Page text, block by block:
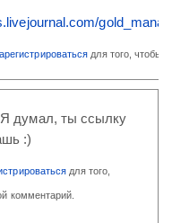
для того, чтобы
думал, ты ссылку
:)
для того,
комментарий.